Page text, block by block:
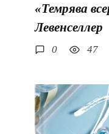
«Темрява
Левенселлер
0 47